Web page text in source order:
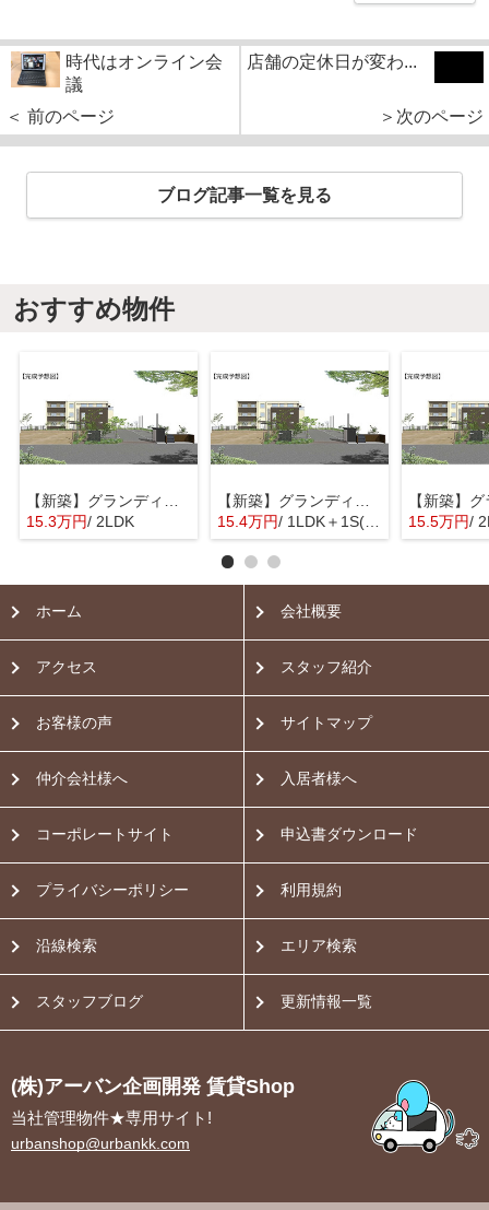
時代はオンライン会
議
＜ 前のページ
店舗の定休日が変わ...
＞次のページ
ブログ記事一覧を見る
おすすめ物件
15.3万円/ 2LDK
15.4万円/ 1LDK＋1S(納戸) 15.5万円/
ホーム 会社概要
アクセス スタッフ紹介
お客様の声 サイトマップ
仲介会社様へ 入居者様へ
コーポレートサイト 申込書ダウンロード
プライバシーポリシー 利用規約
沿線検索 エリア検索
スタッフブログ 更新情報一覧
(株)アーバン企画開発 賃貸Shop
当社管理物件★専用サイト!
urbanshop@urbankk.com